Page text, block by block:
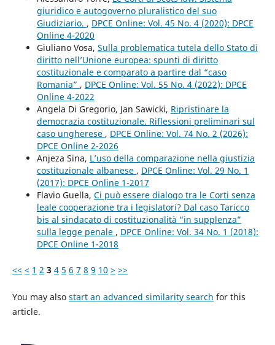
giuridico e autogoverno pluralistico del suo
Giudiziario. , DPCE Online: Vol. 45 No. 4 (2020): DPCE
Online 4-2020
Giuliano Vosa, Sulla problematica tutela dello Stato di
diritto nell’Unione europea: spunti di diritto
costituzionale e comparato a partire dal “caso
Romania” , DPCE Online: Vol. 55 No. 4 (2022): DPCE
Online 4-2022
Angela Di Gregorio, Jan Sawicki, Ripristinare la
democrazia costituzionale. Riflessioni preliminari sul
caso ungherese , DPCE Online: Vol. 74 No. 2 (2026):
DPCE Online 2-2026
Anjeza Sina, L’uso della comparazione nella giustizia
costituzionale albanese , DPCE Online: Vol. 29 No. 1
(2017): DPCE Online 1-2017
Flavio Guella, Ci può essere dialogo tra le Corti senza
leale cooperazione tra i legislatori? Dal caso Taricco
bis al sindacato di costituzionalità “in supplenza”
sulla legge penale , DPCE Online: Vol. 34 No. 1 (2018):
DPCE Online 1-2018
<< < 1 2 3 4 5 6 7 8 9 10 > >>
You may also start an advanced similarity search for this
article.